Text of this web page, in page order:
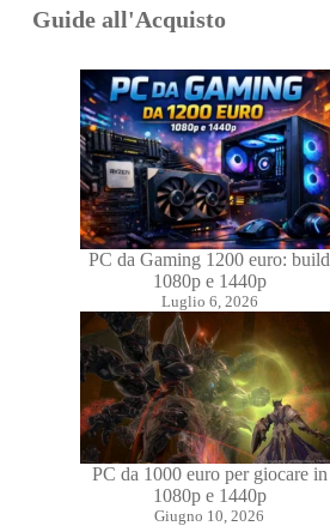
Guide all'Acquisto
PC da Gaming 1200 euro: build
1080p e 1440p
Luglio 6, 2026
PC da 1000 euro per giocare in
1080p e 1440p
Giugno 10, 2026